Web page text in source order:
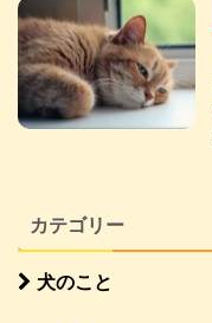
カテゴリー
犬のこと